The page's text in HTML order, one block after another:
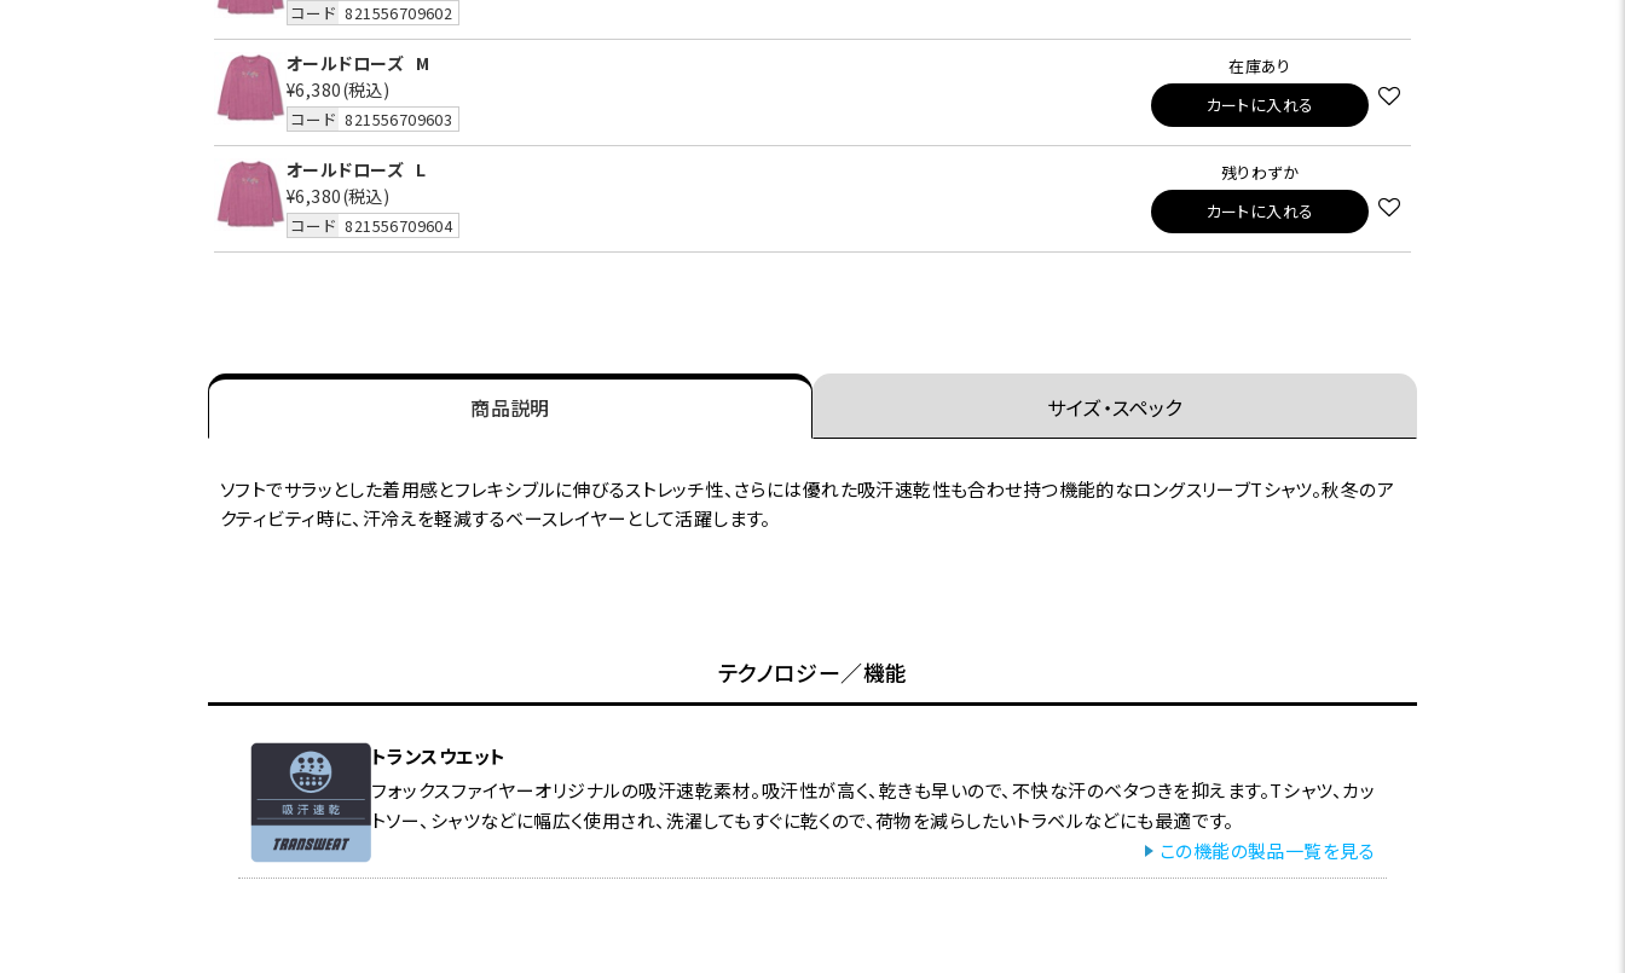
コード 821556709602
オールドローズ M
¥6,380(税込)
コード 821556709603
在庫あり
カートに入れる
オールドローズ L
¥6,380(税込)
コード 821556709604
残りわずか
カートに入れる
商品説明 サイズ・スペック
ソフトでサラッとした着用感とフレキシブルに伸びるストレッチ性、さらには優れた吸汗速乾性も合わせ持つ機能的なロングスリーブTシャツ。秋冬のア
クティビティ時に、汗冷えを軽減するベースレイヤーとして活躍します。
テクノロジー／機能
トランスウエット
フォックスファイヤーオリジナルの吸汗速乾素材。吸汗性が高く、乾きも早いので、不快な汗のベタつきを抑えます。Tシャツ、カッ
トソー、シャツなどに幅広く使用され、洗濯してもすぐに乾くので、荷物を減らしたいトラベルなどにも最適です。
この機能の製品一覧を見る